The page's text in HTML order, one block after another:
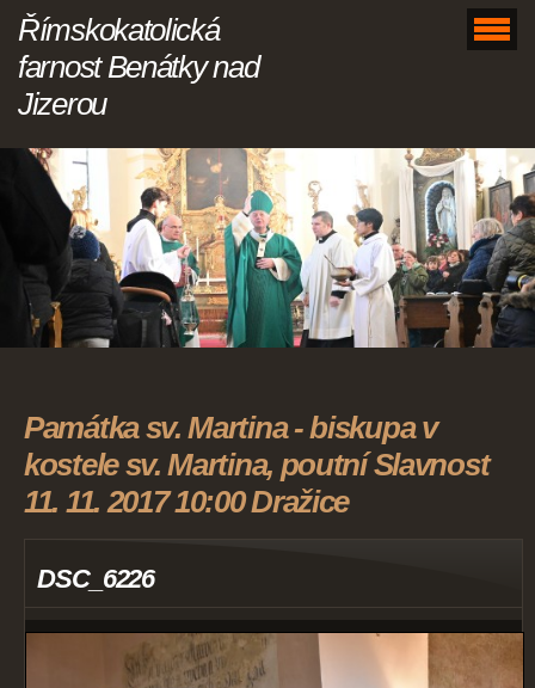
Římskokatolická
farnost Benátky nad
Jizerou
Památka sv. Martina - biskupa v
kostele sv. Martina, poutní Slavnost
11. 11. 2017 10:00 Dražice
DSC_6226